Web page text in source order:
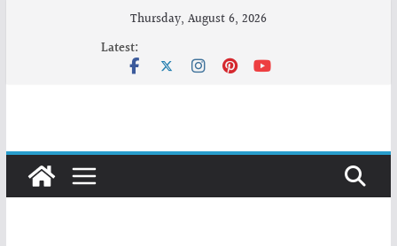
Thursday, August 6, 2026
Latest: